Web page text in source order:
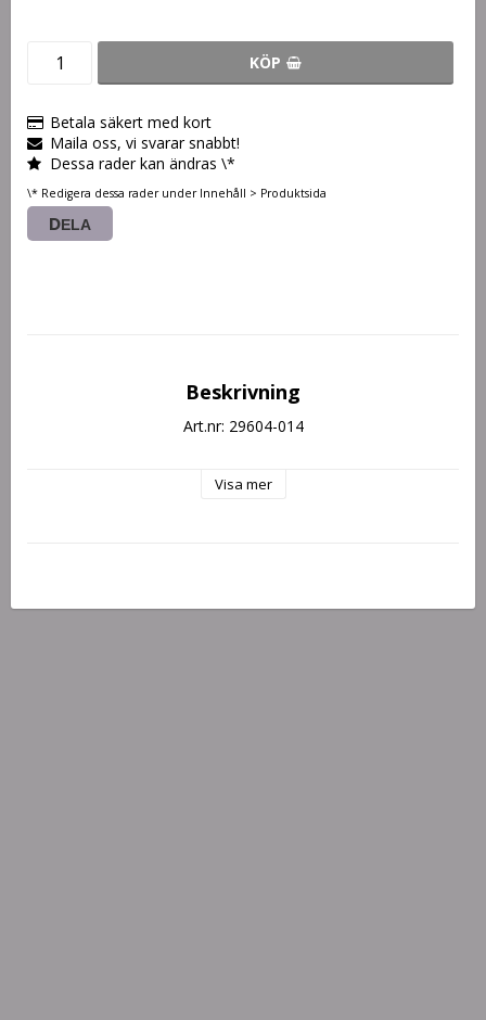
KÖP
Betala säkert med kort
Maila oss, vi svarar snabbt!
Dessa rader kan ändras \*
\* Redigera dessa rader under Innehåll > Produktsida
DELA
Beskrivning
Art.nr: 29604-014
Visa mer